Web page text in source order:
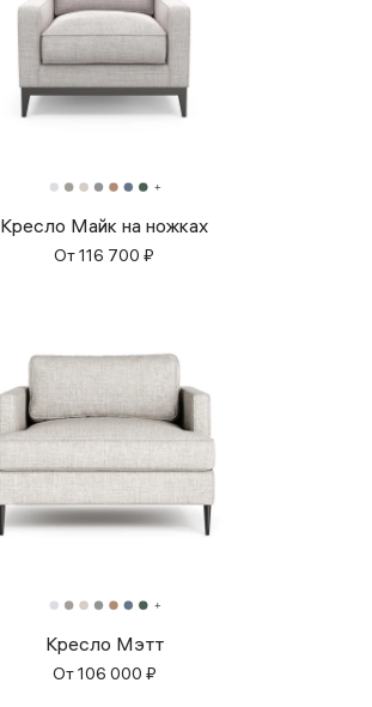
Кресло Майк на ножках
От116 700 ₽
Кресло Мэтт
От106 000 ₽